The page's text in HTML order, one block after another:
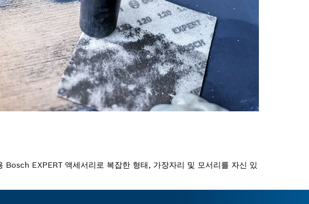
EXPERT 액세서리로 복잡한 형태, 가장자리 및 모서리를 자신 있